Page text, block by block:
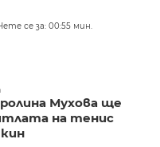
се за: 00:55 мин.
Мухова ще
на тенис